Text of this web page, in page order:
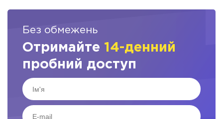
Без обмежень
Отримайте 14-денний
пробний доступ